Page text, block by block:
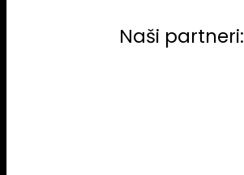
Naši partneri: